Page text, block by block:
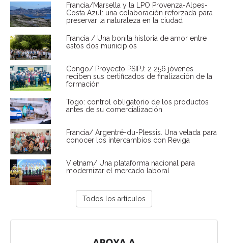
Francia/Marsella y la LPO Provenza-Alpes-
Costa Azul: una colaboración reforzada para
preservar la naturaleza en la ciudad
Francia / Una bonita historia de amor entre
estos dos municipios
Congo/ Proyecto PSIPJ: 2 256 jóvenes
reciben sus certificados de finalización de la
formación
Togo: control obligatorio de los productos
antes de su comercialización
Francia/ Argentré-du-Plessis. Una velada para
conocer los intercambios con Reviga
Vietnam/ Una plataforma nacional para
modernizar el mercado laboral
Todos los artículos